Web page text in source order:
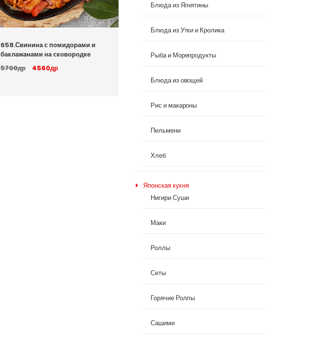
658.Свинина с помидорами и
баклажанами на сковородке
5700др
4560др
Блюда из Ягнятины
Блюда из Утки и Кролика
Рыба и Морепродукты
Блюда из овощей
Рис и макароны
Пельмени
Хлеб
Японская кухня
Нигири Суши
Маки
Роллы
Сеты
Горячие Роллы
Сашими